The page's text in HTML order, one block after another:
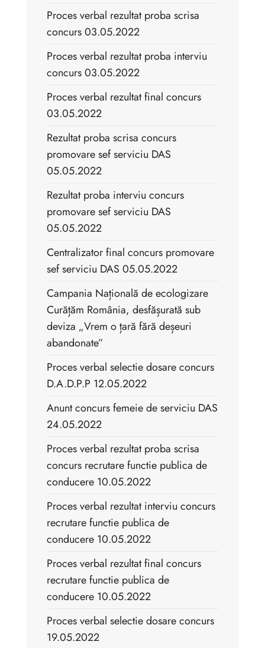
Proces verbal rezultat proba scrisa
concurs 03.05.2022
Proces verbal rezultat proba interviu
concurs 03.05.2022
Proces verbal rezultat final concurs
03.05.2022
Rezultat proba scrisa concurs
promovare sef serviciu DAS
05.05.2022
Rezultat proba interviu concurs
promovare sef serviciu DAS
05.05.2022
Centralizator final concurs promovare
sef serviciu DAS 05.05.2022
Campania Națională de ecologizare
Curățăm România, desfășurată sub
deviza „Vrem o țară fără deșeuri
abandonate”
Proces verbal selectie dosare concurs
D.A.D.P.P 12.05.2022
Anunt concurs femeie de serviciu DAS
24.05.2022
Proces verbal rezultat proba scrisa
concurs recrutare functie publica de
conducere 10.05.2022
Proces verbal rezultat interviu concurs
recrutare functie publica de
conducere 10.05.2022
Proces verbal rezultat final concurs
recrutare functie publica de
conducere 10.05.2022
Proces verbal selectie dosare concurs
19.05.2022